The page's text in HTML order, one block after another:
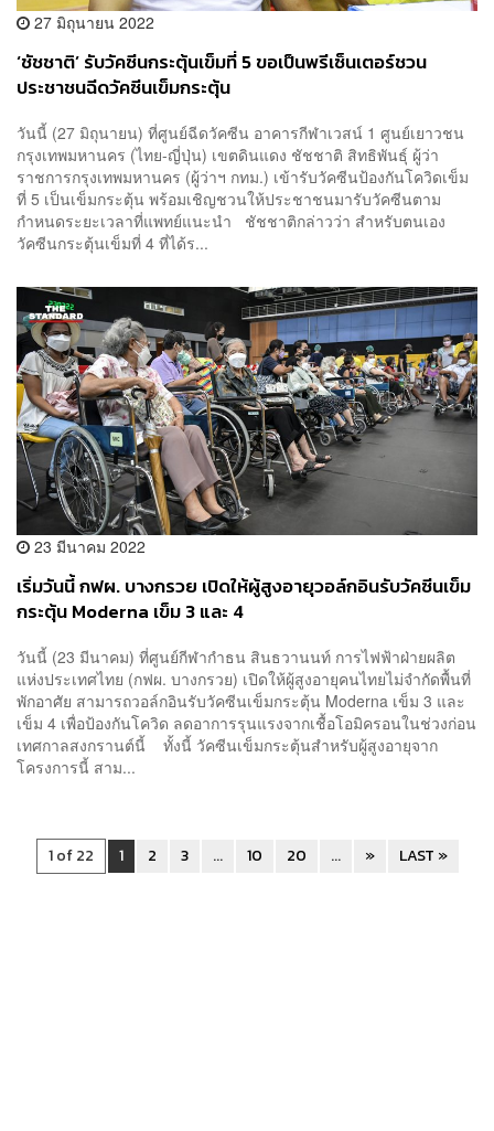
27 มิถุนายน 2022
‘ชัชชาติ’ รับวัคซีนกระตุ้นเข็มที่ 5 ขอเป็นพรีเซ็นเตอร์ชวน
ประชาชนฉีดวัคซีนเข็มกระตุ้น
วันนี้ (27 มิถุนายน) ที่ศูนย์ฉีดวัคซีน อาคารกีฬาเวสน์ 1 ศูนย์เยาวชน
กรุงเทพมหานคร (ไทย-ญี่ปุ่น) เขตดินแดง ชัชชาติ สิทธิพันธุ์ ผู้ว่า
ราชการกรุงเทพมหานคร (ผู้ว่าฯ กทม.) เข้ารับวัคซีนป้องกันโควิดเข็ม
ที่ 5 เป็นเข็มกระตุ้น พร้อมเชิญชวนให้ประชาชนมารับวัคซีนตาม
กำหนดระยะเวลาที่แพทย์แนะนำ ชัชชาติกล่าวว่า สำหรับตนเอง
วัคซีนกระตุ้นเข็มที่ 4 ที่ได้ร...
23 มีนาคม 2022
เริ่มวันนี้ กฟผ. บางกรวย เปิดให้ผู้สูงอายุวอล์กอินรับวัคซีนเข็ม
กระตุ้น Moderna เข็ม 3 และ 4
วันนี้ (23 มีนาคม) ที่ศูนย์กีฬากำธน สินธวานนท์ การไฟฟ้าฝ่ายผลิต
แห่งประเทศไทย (กฟผ. บางกรวย) เปิดให้ผู้สูงอายุคนไทยไม่จำกัดพื้นที่
พักอาศัย สามารถวอล์กอินรับวัคซีนเข็มกระตุ้น Moderna เข็ม 3 และ
เข็ม 4 เพื่อป้องกันโควิด ลดอาการรุนแรงจากเชื้อโอมิครอนในช่วงก่อน
เทศกาลสงกรานต์นี้ ทั้งนี้ วัคซีนเข็มกระตุ้นสำหรับผู้สูงอายุจาก
โครงการนี้ สาม...
1 of 22 1 2 3 ... 10 20 ... » LAST »